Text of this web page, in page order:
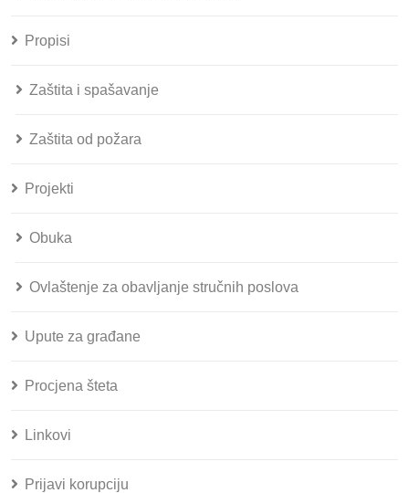
Propisi
Zaštita i spašavanje
Zaštita od požara
Projekti
Obuka
Ovlaštenje za obavljanje stručnih poslova
Upute za građane
Procjena šteta
Linkovi
Prijavi korupciju